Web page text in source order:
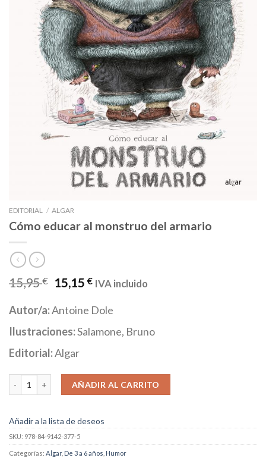
EDITORIAL / ALGAR
Cómo educar al monstruo del armario
15,95€ 15,15€ IVA incluido
Autor/a:Antoine Dole
Ilustraciones:Salamone, Bruno
Editorial:Algar
Cómo educar al monstruo del armario cantidad
AÑADIR AL CARRITO
Añadir a la lista de deseos
SKU: 978-84-9142-377-5
Categorías: Algar, De 3 a 6 años Humor